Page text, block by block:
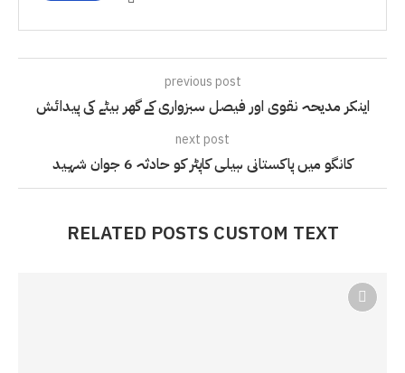
previous post
اینکر مدیحہ نقوی اور فیصل سبزواری کے گھر بیٹے کی پیدائش
next post
کانگو میں پاکستانی ہیلی کاپٹر کو حادثہ 6 جوان شہید
RELATED POSTS CUSTOM TEXT